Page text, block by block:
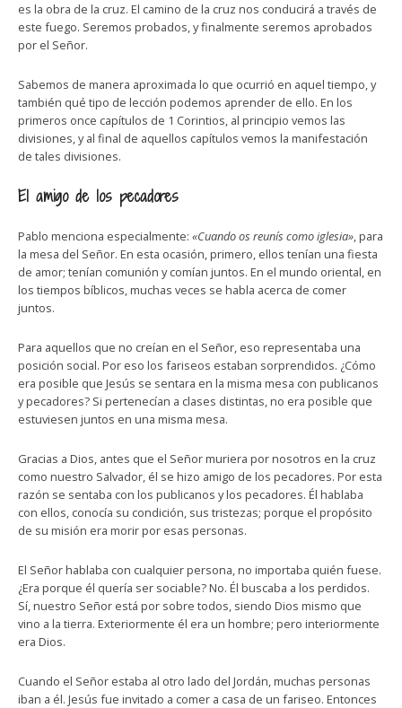
es la obra de la cruz. El camino de la cruz nos conducirá a través de
este fuego. Seremos probados, y finalmente seremos aprobados
por el Señor.
Sabemos de manera aproximada lo que ocurrió en aquel tiempo, y
también qué tipo de lección podemos aprender de ello. En los
primeros once capítulos de 1 Corintios, al principio vemos las
divisiones, y al final de aquellos capítulos vemos la manifestación
de tales divisiones.
El amigo de los pecadores
Pablo menciona especialmente: «Cuando os reunís como iglesia», para
la mesa del Señor. En esta ocasión, primero, ellos tenían una fiesta
de amor; tenían comunión y comían juntos. En el mundo oriental, en
los tiempos bíblicos, muchas veces se habla acerca de comer
juntos.
Para aquellos que no creían en el Señor, eso representaba una
posición social. Por eso los fariseos estaban sorprendidos. ¿Cómo
era posible que Jesús se sentara en la misma mesa con publicanos
y pecadores? Si pertenecían a clases distintas, no era posible que
estuviesen juntos en una misma mesa.
Gracias a Dios, antes que el Señor muriera por nosotros en la cruz
como nuestro Salvador, él se hizo amigo de los pecadores. Por esta
razón se sentaba con los publicanos y los pecadores. Él hablaba
con ellos, conocía su condición, sus tristezas; porque el propósito
de su misión era morir por esas personas.
El Señor hablaba con cualquier persona, no importaba quién fuese.
¿Era porque él quería ser sociable? No. Él buscaba a los perdidos.
Sí, nuestro Señor está por sobre todos, siendo Dios mismo que
vino a la tierra. Exteriormente él era un hombre; pero interiormente
era Dios.
Cuando el Señor estaba al otro lado del Jordán, muchas personas
iban a él. Jesús fue invitado a comer a casa de un fariseo. Entonces